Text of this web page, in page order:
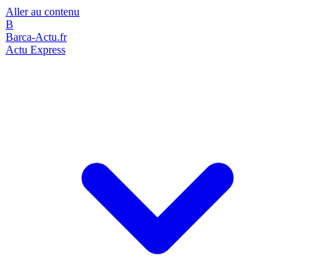
Aller au contenu
B
Barca-Actu.fr
Actu Express